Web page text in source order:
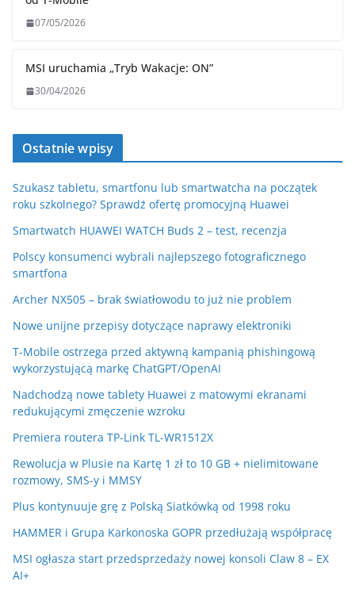
07/05/2026
MSI uruchamia „Tryb Wakacje: ON”
30/04/2026
Ostatnie wpisy
Szukasz tabletu, smartfonu lub smartwatcha na początek
roku szkolnego? Sprawdź ofertę promocyjną Huawei
Smartwatch HUAWEI WATCH Buds 2 – test, recenzja
Polscy konsumenci wybrali najlepszego fotograficznego
smartfona
Archer NX505 – brak światłowodu to już nie problem
Nowe unijne przepisy dotyczące naprawy elektroniki
T-Mobile ostrzega przed aktywną kampanią phishingową
wykorzystującą markę ChatGPT/OpenAI
Nadchodzą nowe tablety Huawei z matowymi ekranami
redukującymi zmęczenie wzroku
Premiera routera TP-Link TL-WR1512X
Rewolucja w Plusie na Kartę 1 zł to 10 GB + nielimitowane
rozmowy, SMS-y i MMSY
Plus kontynuuje grę z Polską Siatkówką od 1998 roku
HAMMER i Grupa Karkonoska GOPR przedłużają współpracę
MSI ogłasza start przedsprzedaży nowej konsoli Claw 8 – EX
AI+